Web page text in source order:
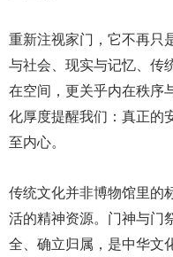
重新注视家门，它不再只
与社会、现实与记忆、传
在空间，更关乎内在秩序
化厚度提醒我们：真正的
至内心。
传统文化并非博物馆里的
活的精神资源。门神与门
全、确立归属，是中华文